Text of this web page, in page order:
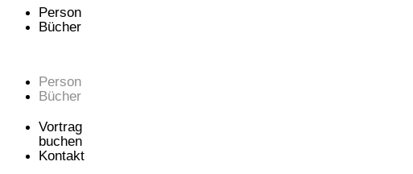
Person
Bücher
Person
Bücher
Vortrag
buchen
Kontakt